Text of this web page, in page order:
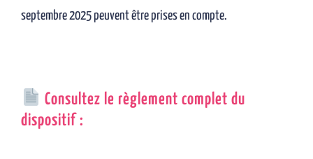
septembre 2025 peuvent être prises en compte.
Consultez le règlement complet du
dispositif :